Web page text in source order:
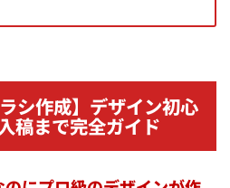
シ作成】デザイン初心
稿まで完全ガイド